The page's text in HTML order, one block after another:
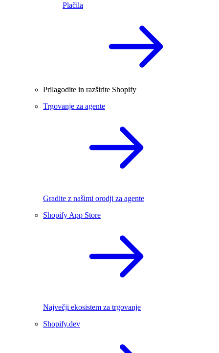
Plačila
Prilagodite in razširite Shopify
Trgovanje za agente
Gradite z našimi orodji za agente
Shopify App Store
Največji ekosistem za trgovanje
Shopify.dev